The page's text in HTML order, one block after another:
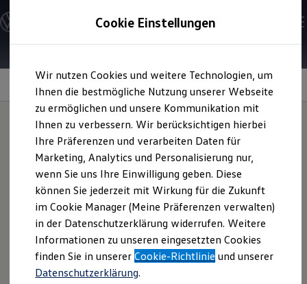
Hauptinhalt
springen
Footer
springen
Modelle und Konfigurator
Konfigurator
Modelle vergleichen
Elektroautos
ENERGY Sondermodelle
Nutzfahrzeuge
SUV und CUV
Familienautos
Kombis
Kompaktwagen
Sportwagen
Schnell verfügbare Fahrzeuge
Angebote und Produkte
Aktuelle Angebote
E-Auto-Förderung
Volkswagen Marktplatz
Die ENERGY Sondermodelle
Junge Gebrauchtwagen und Gebrauchtwagen
Volkswagen Zertifizierte Gebrauchtwagen
Elektromobilität bei Gebrauchtwagen
Schneeketten
Cookie Einstellungen
Wir nutzen Cookies und weitere Technologien, um
Ihnen die bestmögliche Nutzung unserer Webseite
zu ermöglichen und unsere Kommunikation mit
Ihnen zu verbessern. Wir berücksichtigen hierbei
Ihre Präferenzen und verarbeiten Daten für
Marketing, Analytics und Personalisierung nur,
wenn Sie uns Ihre Einwilligung geben. Diese
können Sie jederzeit mit Wirkung für die Zukunft
im Cookie Manager (Meine Präferenzen verwalten)
in der Datenschutzerklärung widerrufen. Weitere
Informationen zu unseren eingesetzten Cookies
finden Sie in unsererCookie-Richtlinie und unserer
Datenschutzerklärung.